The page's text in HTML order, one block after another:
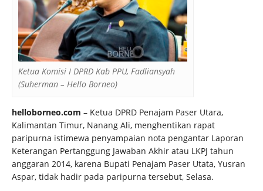
Ketua Komisi I DPRD Kab PPU, Fadliansyah
(Suherman – Hello Borneo)
helloborneo.com – Ketua DPRD Penajam Paser Utara,
Kalimantan Timur, Nanang Ali, menghentikan rapat
paripurna istimewa penyampaian nota pengantar Laporan
Keterangan Pertanggung Jawaban Akhir atau LKPJ tahun
anggaran 2014, karena Bupati Penajam Paser Utata, Yusran
Aspar, tidak hadir pada paripurna tersebut, Selasa.